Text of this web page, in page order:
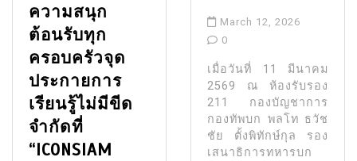
ความสนุก
ต้อนรับทุก
ครอบครัวจุด
ประกายการ
เรียนรู้ไม่มีขีด
จำกัดที่
“ICONSIAM
March 12, 2026
0
เมื่อวันที่ 11 มีนาคม
2569 ณ ห้องรับรอง
211 กองบัญชาการ
กองทัพบก พลโท ธวัช
ชัย ตั้งพิทักษ์กุล รอง
เสนาธิการทหารบก